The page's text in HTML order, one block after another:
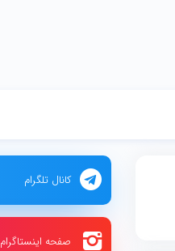
کانال تلگرام
صفحه اینستاگرام